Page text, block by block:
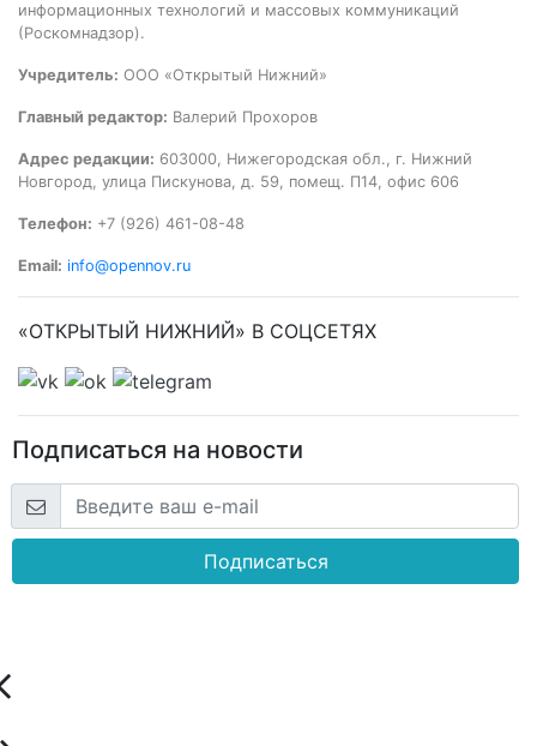
информационных технологий и массовых коммуникаций
(Роскомнадзор).
Учредитель: ООО «Открытый Нижний»
Главный редактор: Валерий Прохоров
Адрес редакции: 603000, Нижегородская обл., г. Нижний
Новгород, улица Пискунова, д. 59, помещ. П14, офис 606
Телефон: +7 (926) 461-08-48
Email: info@opennov.ru
«ОТКРЫТЫЙ НИЖНИЙ» В СОЦСЕТЯХ
Подписаться на новости
Подписаться